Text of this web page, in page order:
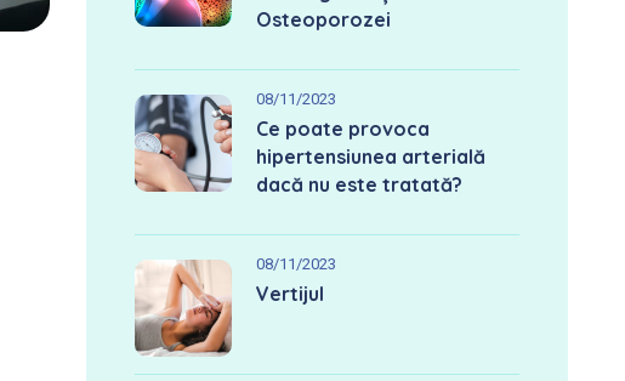
Osteoporozei
08/11/2023
Ce poate provoca
hipertensiunea arterială
dacă nu este tratată?
08/11/2023
Vertijul